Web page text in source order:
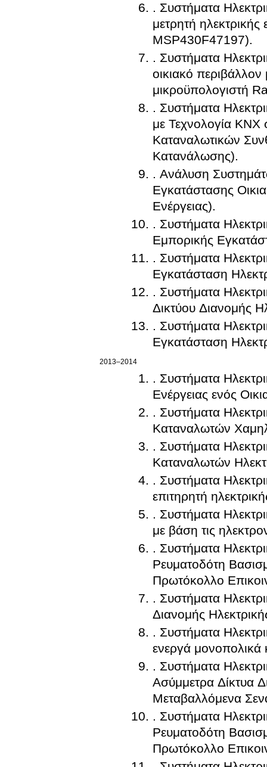
. Συστήματα
μετρητή
MSP430F47197).
. Συστήματα
οικιακό
μικροϋπολογιστή
. Συστήματα
με Τεχνολογία
Καταναλωτικών
Κατανάλωσης).
. Ανάλυση
Εγκατάστασης
Ενέργειας).
. Συστήματα
Εμπορικής
. Συστήματα
Εγκατάσταση
. Συστήματα
Δικτύου Διανομής
. Συστήματα
Εγκατάσταση
2013–2014
. Συστήματα
Ενέργειας ενός
. Συστήματα
Καταναλωτών
. Συστήματα
Καταναλωτών
. Συστήματα
επιτηρητή
. Συστήματα
με βάση τις
. Συστήματα
Ρευματοδότη
Πρωτόκολλο
. Συστήματα
Διανομής
. Συστήματα
ενεργά
. Συστήματα
Ασύμμετρα Δίκτυα
Μεταβαλλόμενα
. Συστήματα
Ρευματοδότη
Πρωτόκολλο